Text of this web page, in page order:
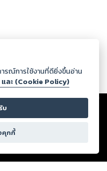
ตอรี่ล็อกขอสงวนสิทธิ์ไม่รับผิดชอบ
และปรากฏว่าละเมิดสิทธิใน
ฎหมายและศีลธรรม ดังนั้น ผู้อ่าน
ด้วยตนเอง และหากท่านพบว่าส่วน
แจ้งมายังบริษัท เพื่อทีมงานจะได้
วนลิขสิทธิ์ตามพระราชบัญญัติ
รณ์การใช้งานที่ดียิ่งขึ้นอ่าน
ละ (Cookie Policy)
บ
คุกกี้